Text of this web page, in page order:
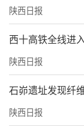
陕西日报
西十高铁全线进
陕西日报
石峁遗址发现纤
陕西日报